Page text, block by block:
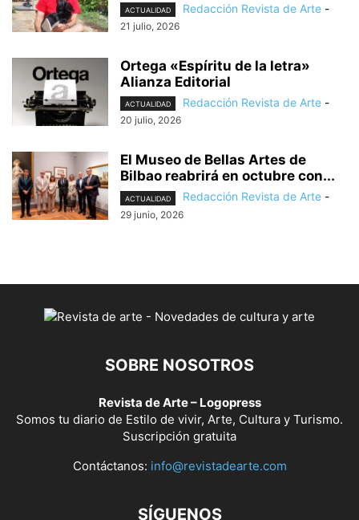
ACTUALIDAD Redacción Revista de Arte -
21 julio, 2026
Ortega «Espíritu de la letra»
Alianza Editorial
ACTUALIDAD Redacción Revista de Arte -
20 julio, 2026
El Museo de Bellas Artes de
Bilbao reabrirá en octubre con...
ACTUALIDAD Redacción Revista de Arte -
29 junio, 2026
SOBRE NOSOTROS
Revista de Arte – Logopress
Somos tu diario de Estilo de vivir, Arte, Cultura y Turismo.
Suscripción gratuita
Contáctanos: info@revistadearte.com
SÍGUENOS